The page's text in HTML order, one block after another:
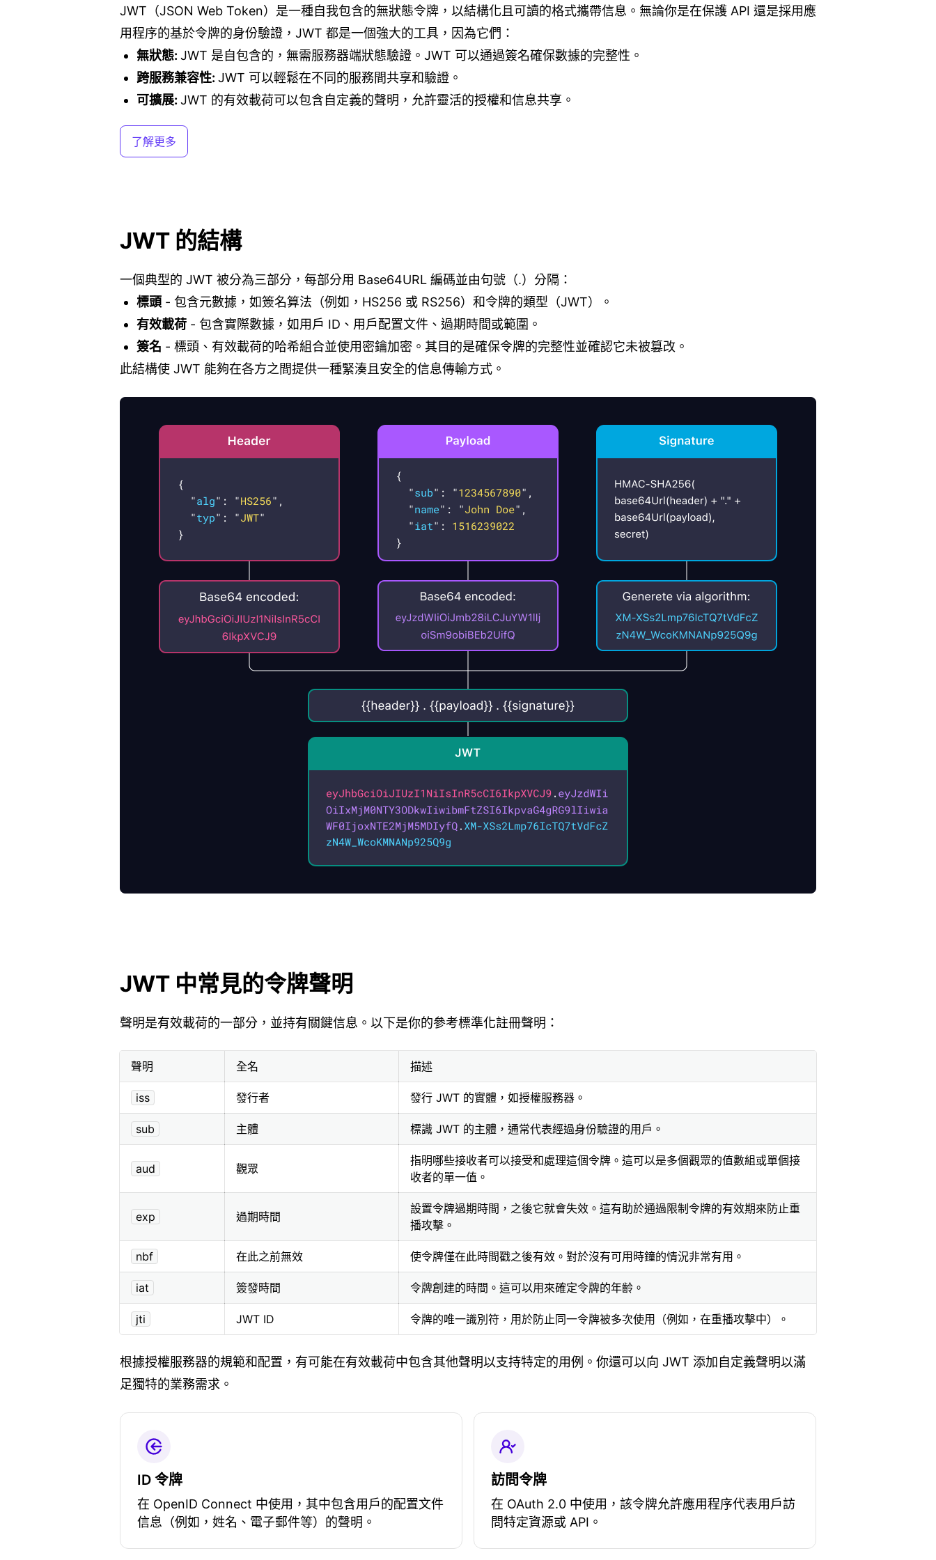
JWT（JSON Web Token）是一種自我包含的無狀態令牌，以結構化且可讀的格式攜帶信息。無論你是在保護 API 還是採用應
用程序的基於令牌的身份驗證，JWT 都是一個強大的工具，因為它們：
無狀態: JWT 是自包含的，無需服務器端狀態驗證。JWT 可以通過簽名確保數據的完整性。
跨服務兼容性: JWT 可以輕鬆在不同的服務間共享和驗證。
可擴展: JWT 的有效載荷可以包含自定義的聲明，允許靈活的授權和信息共享。
了解更多
JWT 的結構
一個典型的 JWT 被分為三部分，每部分用 Base64URL 編碼並由句號（.）分隔：
標頭 - 包含元數據，如簽名算法（例如，HS256 或 RS256）和令牌的類型（JWT）。
有效載荷 - 包含實際數據，如用戶 ID、用戶配置文件、過期時間或範圍。
簽名 - 標頭、有效載荷的哈希組合並使用密鑰加密。其目的是確保令牌的完整性並確認它未被篡改。
此結構使 JWT 能夠在各方之間提供一種緊湊且安全的信息傳輸方式。
JWT 中常見的令牌聲明
聲明是有效載荷的一部分，並持有關鍵信息。以下是你的參考標準化註冊聲明：
聲明 全名 描述
iss 發行者 發行 JWT 的實體，如授權服務器。
sub 主體 標識 JWT 的主體，通常代表經過身份驗證的用戶。
aud 觀眾
指明哪些接收者可以接受和處理這個令牌。這可以是多個觀眾的值數組或單個接
收者的單一值。
exp 過期時間
設置令牌過期時間，之後它就會失效。這有助於通過限制令牌的有效期來防止重
播攻擊。
nbf 在此之前無效 使令牌僅在此時間戳之後有效。對於沒有可用時鐘的情況非常有用。
iat 簽發時間 令牌創建的時間。這可以用來確定令牌的年齡。
jti JWT ID 令牌的唯一識別符，用於防止同一令牌被多次使用（例如，在重播攻擊中）。
根據授權服務器的規範和配置，有可能在有效載荷中包含其他聲明以支持特定的用例。你還可以向 JWT 添加自定義聲明以滿
足獨特的業務需求。
ID 令牌
在 OpenID Connect 中使用，其中包含用戶的配置文件
信息（例如，姓名、電子郵件等）的聲明。
訪問令牌
在 OAuth 2.0 中使用，該令牌允許應用程序代表用戶訪
問特定資源或 API。